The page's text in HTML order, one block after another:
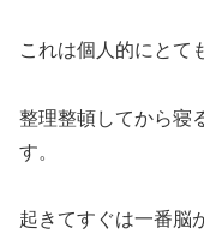
これは個人的にとて
整理整頓してから寝
す。
起きてすぐは一番脳